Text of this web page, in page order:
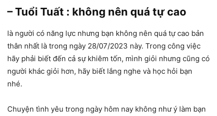
– Tuổi Tuất : không nên quá tự cao
là người có năng lực nhưng bạn không nên quá tự cao bản
thân nhất là trong ngày 28/07/2023 này. Trong công việc
hãy phải biết đến cả sự khiêm tốn, mình giỏi nhưng cũng có
người khác giỏi hơn, hãy biết lắng nghe và học hỏi bạn
nhé.
Chuyện tình yêu trong ngày hôm nay không như ý làm bạn